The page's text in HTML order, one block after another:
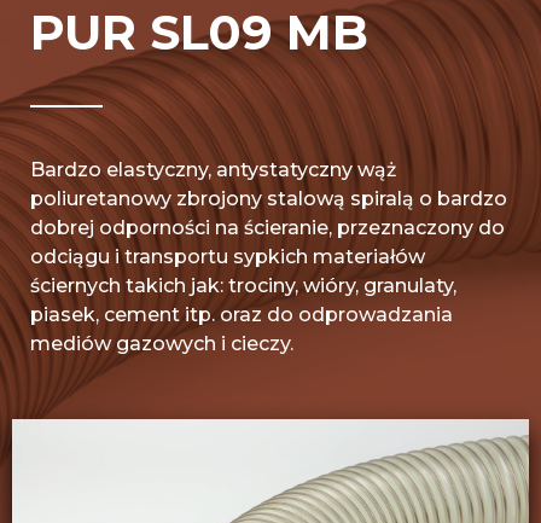
PUR SL09 MB
Bardzo elastyczny, antystatyczny wąż
poliuretanowy zbrojony stalową spiralą o bardzo
dobrej odporności na ścieranie, przeznaczony do
odciągu i transportu sypkich materiałów
ściernych takich jak: trociny, wióry, granulaty,
piasek, cement itp. oraz do odprowadzania
mediów gazowych i cieczy.